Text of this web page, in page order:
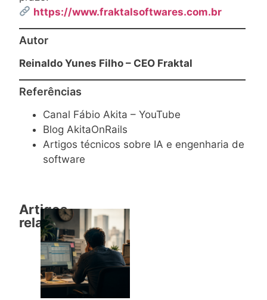
https://www.fraktalsoftwares.com.br
Autor
Reinaldo Yunes Filho – CEO Fraktal
Referências
Canal Fábio Akita – YouTube
Blog AkitaOnRails
Artigos técnicos sobre IA e engenharia de
software
Artigos
relacionados